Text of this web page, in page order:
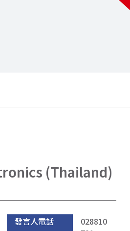
(Thailand)
發言人電話
028810